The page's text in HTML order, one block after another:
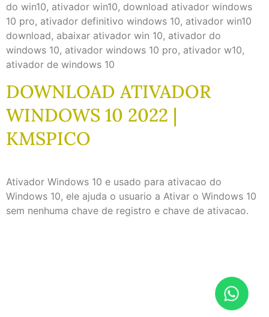
do win10, ativador win10, download ativador windows
10 pro, ativador definitivo windows 10, ativador win10
download, abaixar ativador win 10, ativador do
windows 10, ativador windows 10 pro, ativador w10,
ativador de windows 10
DOWNLOAD ATIVADOR
WINDOWS 10 2022 |
KMSPICO
Ativador Windows 10 e usado para ativacao do
Windows 10, ele ajuda o usuario a Ativar o Windows 10
sem nenhuma chave de registro e chave de ativacao.